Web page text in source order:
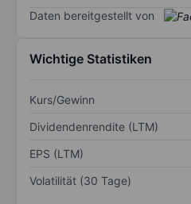
Daten bereitgestellt von
Wichtige Statistiken
Kurs/Gewinn
Dividendenrendite (LTM)
EPS (LTM)
Volatilität (30 Tage)